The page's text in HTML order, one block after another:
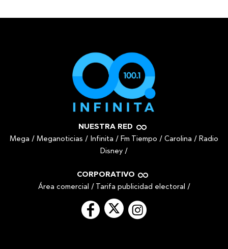
NUESTRA RED
Mega / Meganoticias / Infinita / Fm Tiempo / Carolina / Radio
Disney /
CORPORATIVO
Área comercial / Tarifa publicidad electoral /